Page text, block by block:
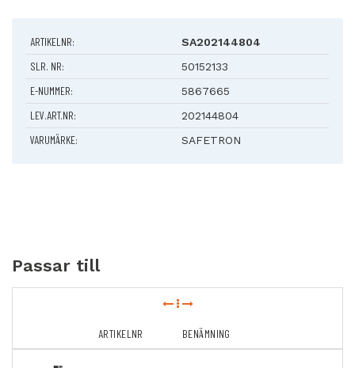
Material: Rostfritt stål (AISI 304)
Mått: 245x40
ARTIKELNR: SA202144804
SLR. NR: 50152133
E-NUMMER: 5867665
LEV.ART.NR: 202144804
VARUMÄRKE: SAFETRON
Passar till
ARTIKELNR BENÄMNING